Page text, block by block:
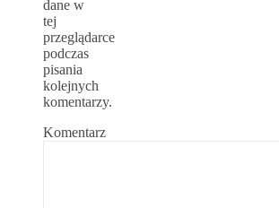
dane w
tej
przeglądarce
podczas
pisania
kolejnych
komentarzy.
Komentarz